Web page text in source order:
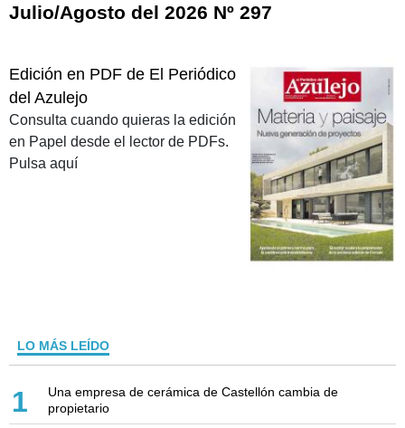
Julio/Agosto del 2026 Nº 297
Edición en PDF de El Periódico
del Azulejo
Consulta cuando quieras la edición
en Papel desde el lector de PDFs.
Pulsa aquí
LO MÁS LEÍDO
1
Una empresa de cerámica de Castellón cambia de
propietario